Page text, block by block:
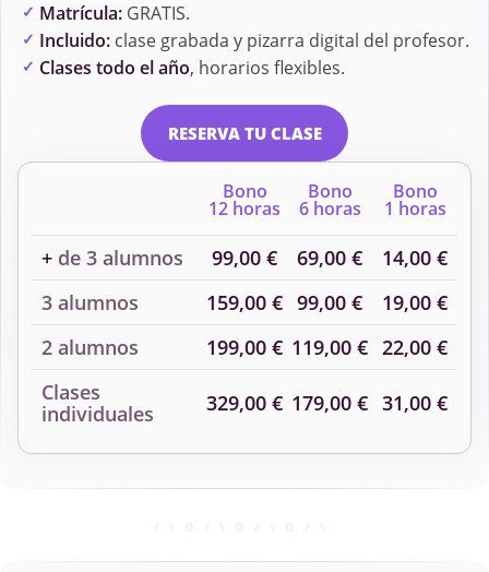
Matrícula:GRATIS.
Incluido:clase grabada y pizarra digital del profesor.
Clases todo el año, horarios flexibles.
RESERVA TU CLASE
Bono
12 horas
Bono
6 horas
Bono
1 horas
+ de 3 alumnos 99,00 € 69,00 €
14,00 €
3 alumnos
159,00 € 99,00 €
19,00 €
2 alumnos
199,00 € 119,00 € 22,00 €
Clases
individuales
329,00 € 179,00 € 31,00 €